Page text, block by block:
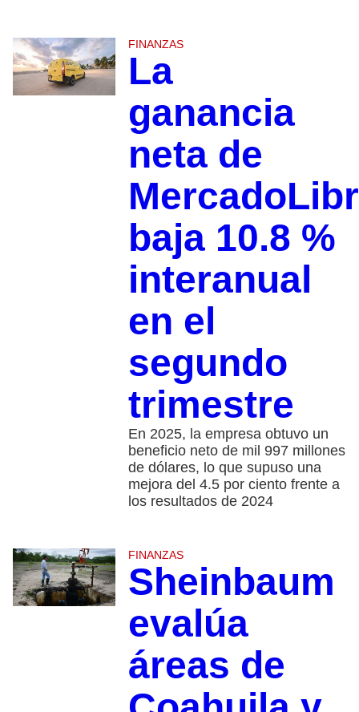
FINANZAS
La
ganancia
neta de
baja 10.8 %
interanual
en el
segundo
trimestre
En 2025, la empresa obtuvo un
beneficio neto de mil 997 millones
de dólares, lo que supuso una
mejora del 4.5 por ciento frente a
los resultados de 2024
FINANZAS
Sheinbaum
evalúa
áreas de